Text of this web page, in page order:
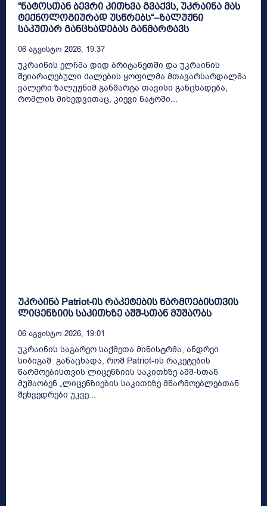
“ნატოსთან ბევრი კითხვა გვაქვს, უკრაინა მას
ტექნოლოგიურად უსწრებს“–ზალუჟნი
საკუთარ განცხადებას განმარტავს
06 Აგვისტო 2026, 19:37
უკრაინის ელჩმა დიდ ბრიტანეთში და უკრაინის
შეიარაღებული ძალების ყოფილმა მთავარსარდალმა
ვალერი ზალუჟნიმ განმარტა თავისი განცხადება,
რომლის მიხედვითაც, კიევი ნატოში...
უკრაინა Patriot-ის რაკეტების წარმოებისთვის
ლიცენზიის საკითხზე აშშ-სთან მუშაობს
06 Აგვისტო 2026, 19:01
უკრაინის საგარეო საქმეთა მინისტრმა, ანდრეი
სიბიგამ განაცხადა, რომ Patriot-ის რაკეტების
წარმოებისთვის ლიცენზიის საკითხზე აშშ-სთან
მუშაობენ.„ლიცენზიების საკითხზე მწარმოებლებთან
შეხვედრები უკვე...